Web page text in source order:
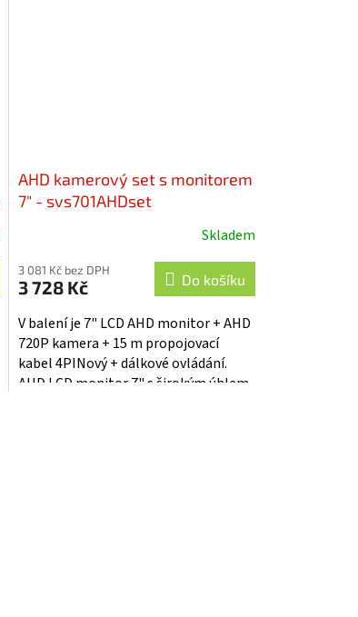
AHD kamerový set s monitorem
7" - svs701AHDset
produktu
je
5,0
z
5
hvězdiček.
Skladem
3 081 Kč bez DPH
3 728 Kč Do košíku
V balení je 7" LCD AHD monitor + AHD
720P kamera + 15 m propojovací
kabel 4PINový + dálkové ovládání.
AHD LCD monitor 7" s širokým úhlem